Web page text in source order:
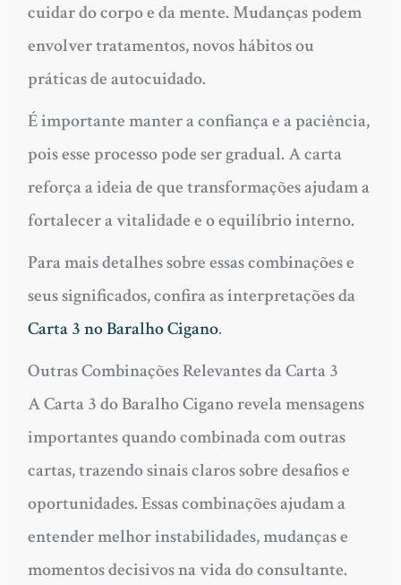
cuidar do corpo e da mente. Mudanças podem
envolver tratamentos, novos hábitos ou
práticas de autocuidado.
É importante manter a confiança e a paciência,
pois esse processo pode ser gradual. A carta
reforça a ideia de que transformações ajudam a
fortalecer a vitalidade e o equilíbrio interno.
Para mais detalhes sobre essas combinações e
seus significados, confira as interpretações da
Carta 3 no Baralho Cigano.
Outras Combinações Relevantes da Carta 3
A Carta 3 do Baralho Cigano revela mensagens
importantes quando combinada com outras
cartas, trazendo sinais claros sobre desafios e
oportunidades. Essas combinações ajudam a
entender melhor instabilidades, mudanças e
momentos decisivos na vida do consultante.